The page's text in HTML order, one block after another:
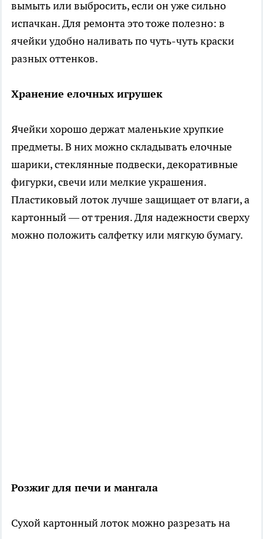
вымыть или выбросить, если он уже сильно
испачкан. Для ремонта это тоже полезно: в
ячейки удобно наливать по чуть-чуть краски
разных оттенков.
Хранение елочных игрушек
Ячейки хорошо держат маленькие хрупкие
предметы. В них можно складывать елочные
шарики, стеклянные подвески, декоративные
фигурки, свечи или мелкие украшения.
Пластиковый лоток лучше защищает от влаги, а
картонный — от трения. Для надежности сверху
можно положить салфетку или мягкую бумагу.
Розжиг для печи и мангала
Сухой картонный лоток можно разрезать на